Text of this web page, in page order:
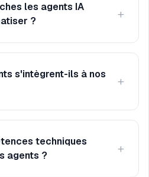
les agents IA
?
+
s'intègrent-ils à nos
+
techniques
agents ?
+